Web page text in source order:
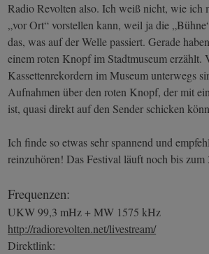
Radio Revolten also. Ich weiß nicht, wie ich
„vor Ort“ vorstellen kann, weil ja die
das, was auf der Welle passiert. Gerade
einem roten Knopf im Stadtmuseum
Kassettenrekordern im Museum unterwegs
Aufnahmen über den roten Knopf, der mit
ist, quasi direkt auf den Sender schicken
Ich finde so etwas sehr spannend und
reinzuhören! Das Festival läuft noch bis zum
Frequenzen:
UKW 99,3 mHz + MW 1575 kHz
http://radiorevolten.net/livestream/
Direktlink: